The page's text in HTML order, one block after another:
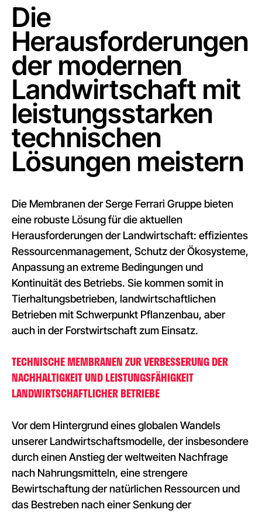
Die
Herausforderungen
der modernen
Landwirtschaft mit
leistungsstarken
technischen
Lösungen meistern
Die Membranen der Serge Ferrari Gruppe bieten
eine robuste Lösung für die aktuellen
Herausforderungen der Landwirtschaft: effizientes
Ressourcenmanagement, Schutz der Ökosysteme,
Anpassung an extreme Bedingungen und
Kontinuität des Betriebs. Sie kommen somit in
Tierhaltungsbetrieben, landwirtschaftlichen
Betrieben mit Schwerpunkt Pflanzenbau, aber
auch in der Forstwirtschaft zum Einsatz.
TECHNISCHE MEMBRANEN ZUR VERBESSERUNG DER
NACHHALTIGKEIT UND LEISTUNGSFÄHIGKEIT
LANDWIRTSCHAFTLICHER BETRIEBE
Vor dem Hintergrund eines globalen Wandels
unserer Landwirtschaftsmodelle, der insbesondere
durch einen Anstieg der weltweiten Nachfrage
nach Nahrungsmitteln, eine strengere
Bewirtschaftung der natürlichen Ressourcen und
das Bestreben nach einer Senkung der